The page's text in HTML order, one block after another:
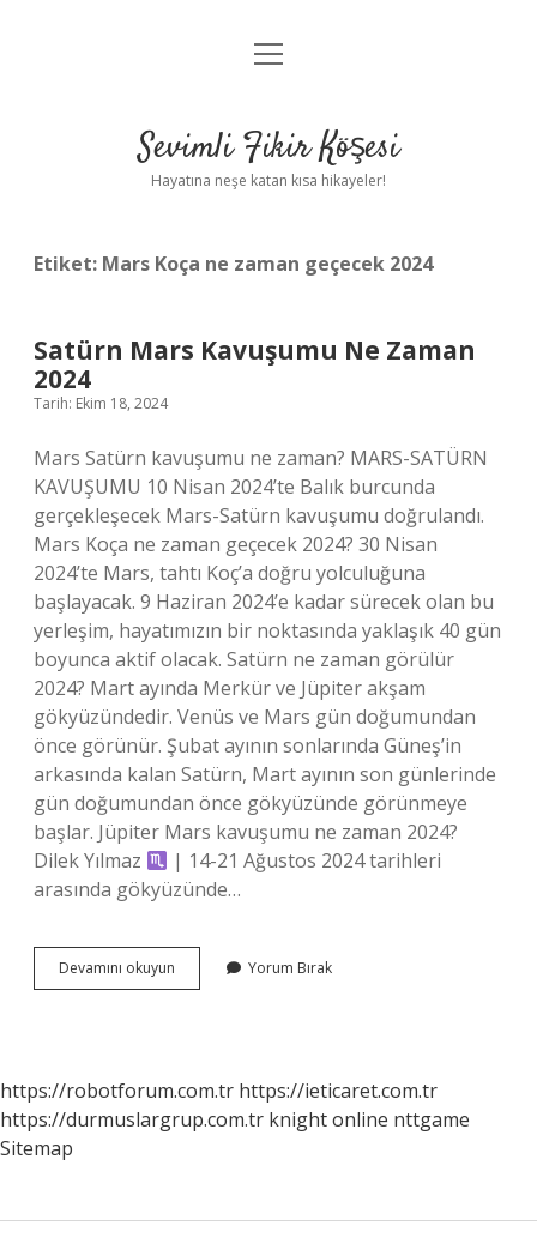
Anasayfa
Yasal Uyarı
menüyü
Sevimli Fikir Köşesi
Hayatına neşe katan kısa hikayeler!
Etiket: Mars Koça ne zaman geçecek 2024
Satürn Mars Kavuşumu Ne Zaman
2024
Tarih: Ekim 18, 2024
Mars Satürn kavuşumu ne zaman? MARS-SATÜRN
KAVUŞUMU 10 Nisan 2024’te Balık burcunda
gerçekleşecek Mars-Satürn kavuşumu doğrulandı.
Mars Koça ne zaman geçecek 2024? 30 Nisan
2024’te Mars, tahtı Koç’a doğru yolculuğuna
başlayacak. 9 Haziran 2024’e kadar sürecek olan bu
yerleşim, hayatımızın bir noktasında yaklaşık 40 gün
boyunca aktif olacak. Satürn ne zaman görülür
2024? Mart ayında Merkür ve Jüpiter akşam
gökyüzündedir. Venüs ve Mars gün doğumundan
önce görünür. Şubat ayının sonlarında Güneş’in
arkasında kalan Satürn, Mart ayının son günlerinde
gün doğumundan önce gökyüzünde görünmeye
başlar. Jüpiter Mars kavuşumu ne zaman 2024?
Dilek Yılmaz
| 14-21 Ağustos 2024 tarihleri ​​
arasında gökyüzünde…
Devamını okuyun
Mars
Yorum Bırak
https://robotforum.com.tr https://ieticaret.com.tr
https://durmuslargrup.com.tr knight online nttgame
Sitemap